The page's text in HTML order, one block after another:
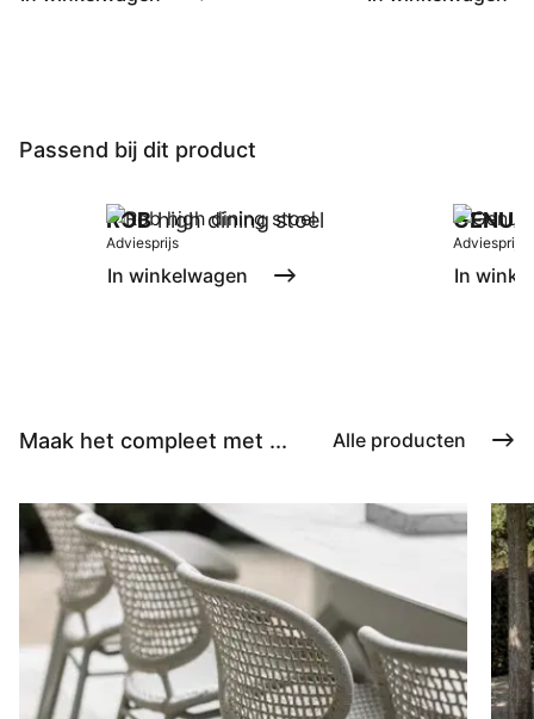
Passend bij dit product
ROBhigh dining stoel
Adviesprijs
In winkelwagen
GENUA
Adviesprijs
In
Maak het compleet met ... Alle producten